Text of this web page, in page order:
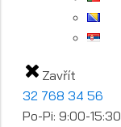
Zavřít
32 768 34 56
Po-Pi: 9:00-15:30